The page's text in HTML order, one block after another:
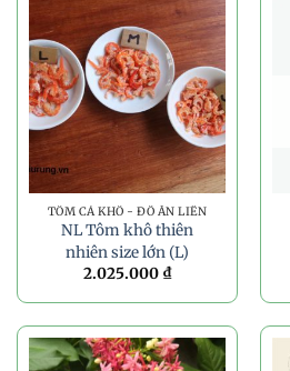
TÔM CÁ KHÔ - ĐỒ ĂN LIỀN
NL Tôm khô thiên
nhiên size lớn (L)
2.025.000 ₫